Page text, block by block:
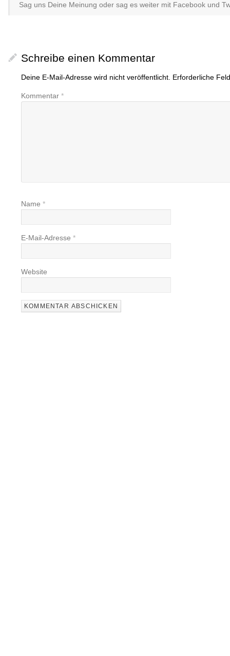
Sag uns Deine Meinung oder sag es weiter mit Facebook und
Schreibe einen Kommentar
Deine E-Mail-Adresse wird nicht veröffentlicht. Erforderliche
Kommentar *
Name *
E-Mail-Adresse *
Website